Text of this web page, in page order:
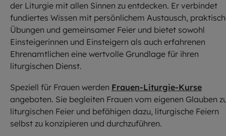
der Liturgie mit allen Sinnen zu entdecken. Er verbindet
fundiertes Wissen mit persönlichem Austausch,
Übungen und gemeinsamer Feier und bietet sowohl
Einsteigerinnen und Einsteigern als auch erfahrenen
Ehrenamtlichen eine wertvolle Grundlage für ihren
liturgischen Dienst.
Speziell für Frauen werden Frauen-Liturgie-Kurse
angeboten. Sie begleiten Frauen vom eigenen Glauben
liturgischen Feier und befähigen dazu, liturgische Feiern
selbst zu konzipieren und durchzuführen.